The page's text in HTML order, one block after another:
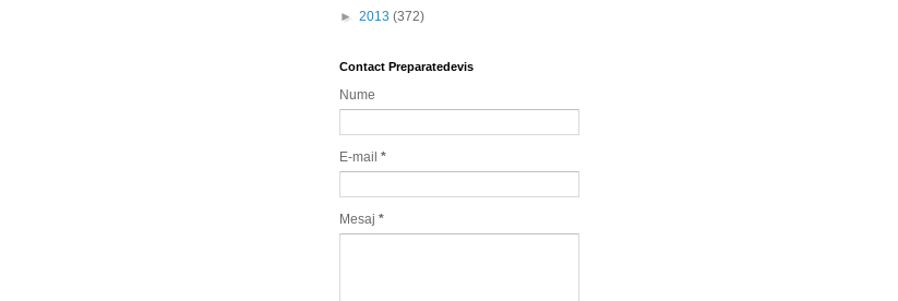
► 2013 (372)
Contact Preparatedevis
Nume
E-mail *
Mesaj *